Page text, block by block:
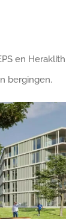
en Heraklith
bergingen.